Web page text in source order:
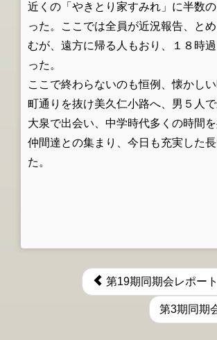
近くの「やきとり家すみれ」に半数
った。ここでは全員が近況報告、と
むが、遠方に帰る人もおり、１８時
った。
ここで終わらないのも恒例、懐かし
町通りを抜け美久仁小路へ、男５人で
大泉で出会い、中学時代多くの時間
仲間達との集まり、今日も充実した
た。
第19期同期会レポート
第3期同期